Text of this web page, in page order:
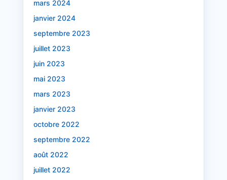
mars 2024
janvier 2024
septembre 2023
juillet 2023
juin 2023
mai 2023
mars 2023
janvier 2023
octobre 2022
septembre 2022
août 2022
juillet 2022